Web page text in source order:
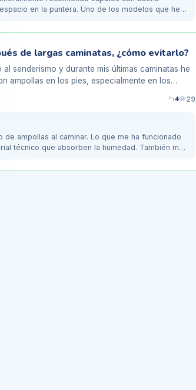
en la puntera. Uno de los modelos que he
de largas caminatas, ¿cómo evitarlo?
senderismo y durante mis últimas caminatas he
ampollas en los pies, especialmente en los
4 29
de ampollas al caminar. Lo que me ha funcionado
técnico que absorben la humedad. También me